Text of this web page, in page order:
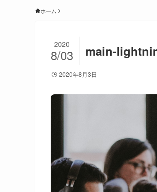
ホーム
main-
2020
8/03
2020年8月3日